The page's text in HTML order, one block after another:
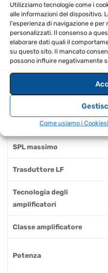
Utilizziamo tecnologie come i
alle informazioni del dispositivo.
l'esperienza di navigazione e
personalizzati. Il consenso a
elaborare dati quali il
su questo sito. Il mancato
possono influire negativamente
Come usiamo i Cookies
performance
Posizionare il subwoofer
favorire il raffreddamento
SPECIFICHE TECNICHE
Risposta in frequenza
SPL massimo
Trasduttore LF
Tecnologia degli
amplificatori
Classe amplificatore
Potenza